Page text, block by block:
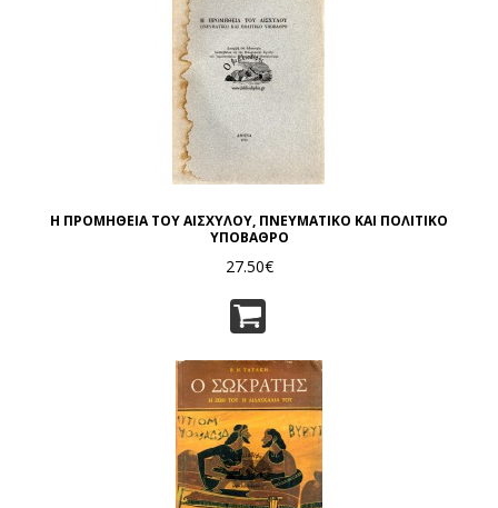
Η ΠΡΟΜΗΘΕΙΑ ΤΟΥ ΑΙΣΧΥΛΟΥ, ΠΝΕΥΜΑΤΙΚΟ ΚΑΙ ΠΟΛΙΤΙΚΟ
ΥΠΟΒΑΘΡΟ
27.50€